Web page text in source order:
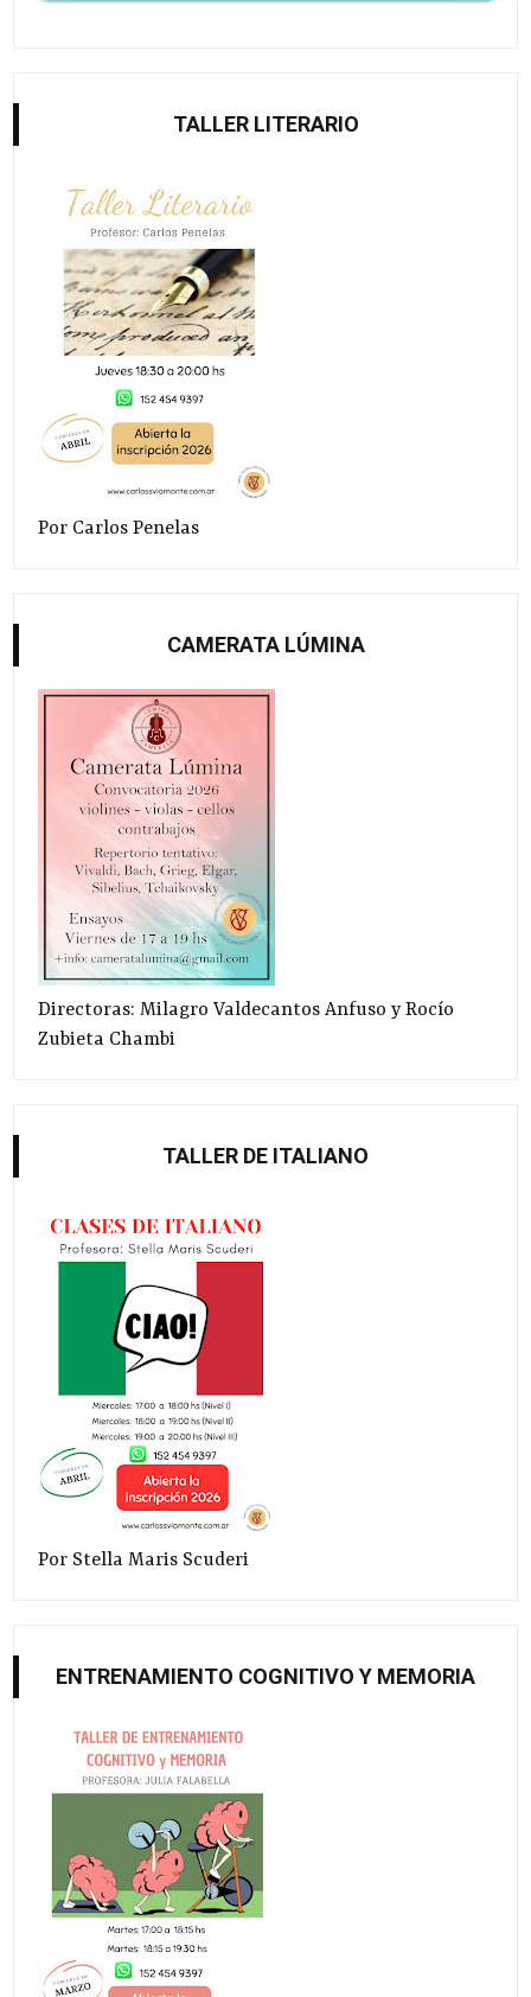
TALLER LITERARIO
Por Carlos Penelas
CAMERATA LÚMINA
Directoras: Milagro Valdecantos Anfuso y Rocío
Zubieta Chambi
TALLER DE ITALIANO
Por Stella Maris Scuderi
ENTRENAMIENTO COGNITIVO Y MEMORIA